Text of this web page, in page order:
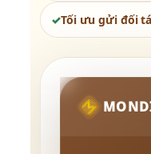
Tối ưu gửi đối